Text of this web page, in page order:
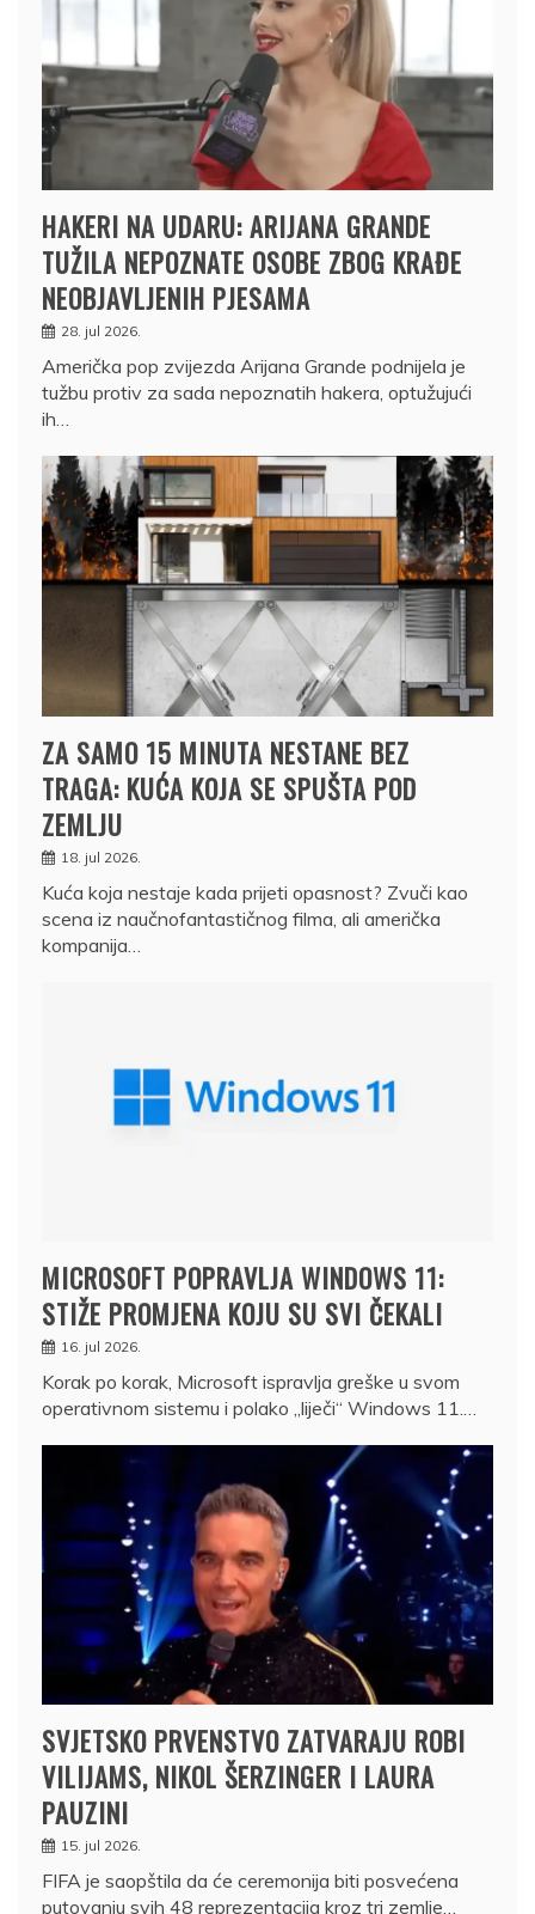
HAKERI NA UDARU: ARIJANA GRANDE
TUŽILA NEPOZNATE OSOBE ZBOG KRAĐE
NEOBJAVLJENIH PJESAMA
28. jul 2026.
Američka pop zvijezda Arijana Grande podnijela je
tužbu protiv za sada nepoznatih hakera, optužujući
ih…
ZA SAMO 15 MINUTA NESTANE BEZ
TRAGA: KUĆA KOJA SE SPUŠTA POD
ZEMLJU
18. jul 2026.
Kuća koja nestaje kada prijeti opasnost? Zvuči kao
scena iz naučnofantastičnog filma, ali američka
kompanija…
MICROSOFT POPRAVLJA WINDOWS 11:
STIŽE PROMJENA KOJU SU SVI ČEKALI
16. jul 2026.
Korak po korak, Microsoft ispravlja greške u svom
operativnom sistemu i polako „liječi“ Windows 11.…
SVJETSKO PRVENSTVO ZATVARAJU ROBI
VILIJAMS, NIKOL ŠERZINGER I LAURA
PAUZINI
15. jul 2026.
FIFA je saopštila da će ceremonija biti posvećena
putovanju svih 48 reprezentacija kroz tri zemlje…